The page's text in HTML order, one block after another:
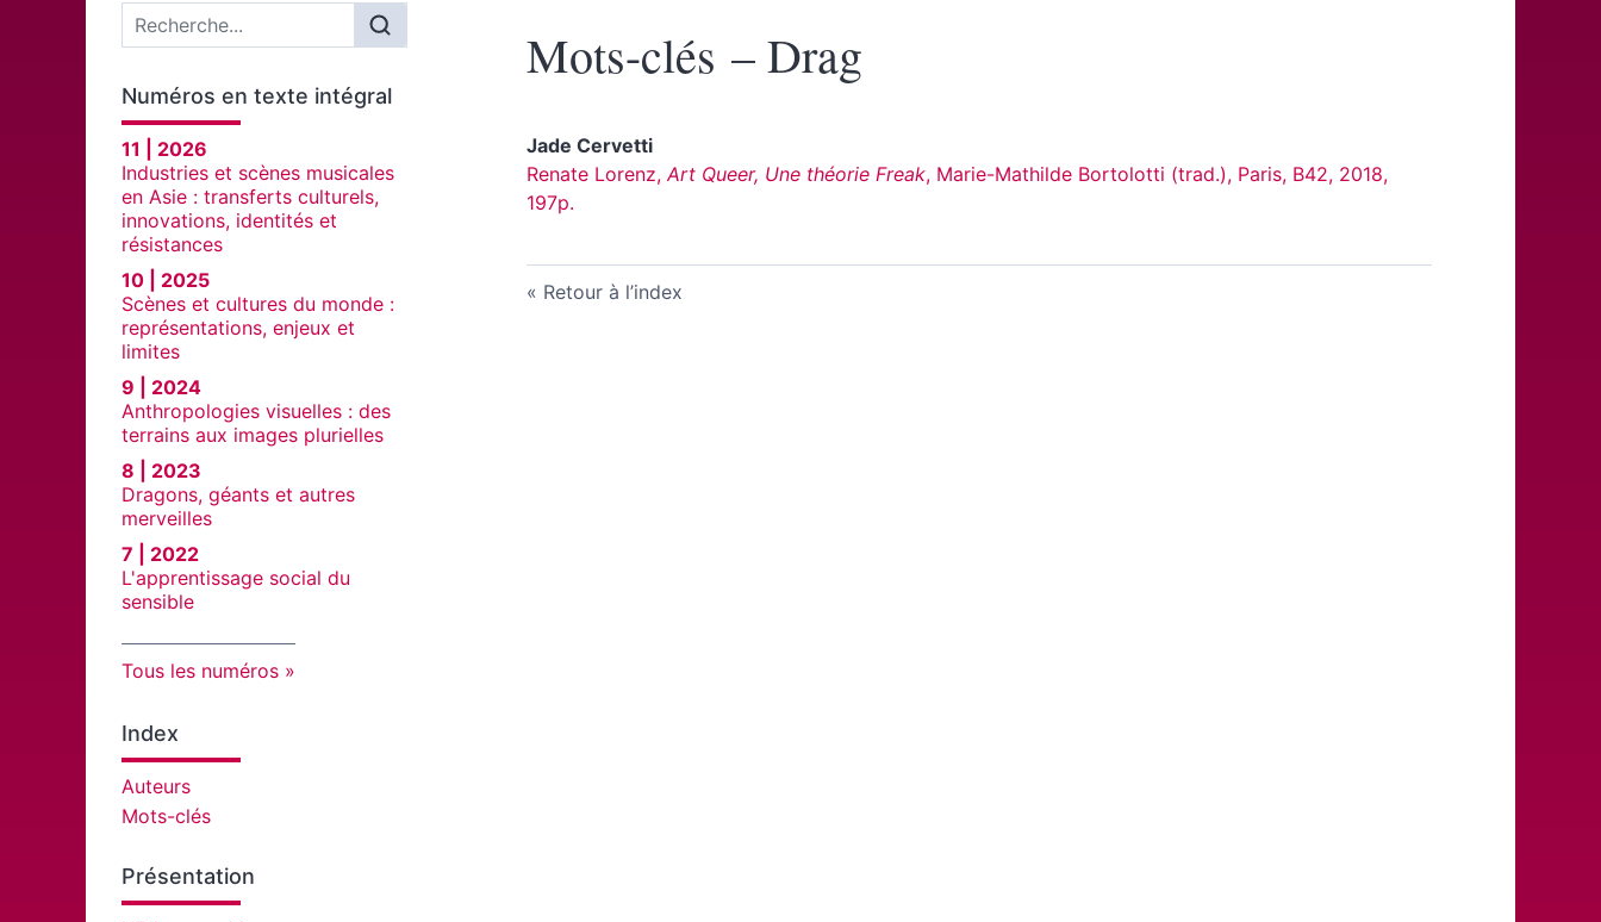
Menu principal
Numéros en texte intégral
11 | 2026
Industries et scènes musicales
en Asie : transferts culturels,
innovations, identités et
résistances
10 | 2025
Scènes et cultures du monde :
représentations, enjeux et
limites
9 | 2024
Anthropologies visuelles : des
terrains aux images plurielles
8 | 2023
Dragons, géants et autres
merveilles
7 | 2022
L'apprentissage social du
sensible
Tous les numéros
Index
Auteurs
Mots-clés
Présentation
Mots-clés – Drag
Jade Cervetti
Renate Lorenz,Art Queer, Une théorie Freak, Marie-Mathilde Bortolotti (trad.), Paris, B42, 2018,
197p.
Retour à l’index